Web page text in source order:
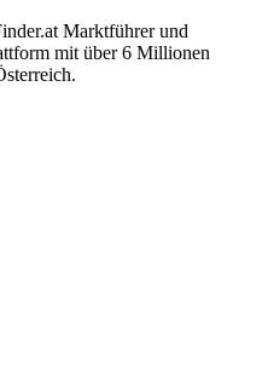
Marktführer und
mit über 6 Millionen